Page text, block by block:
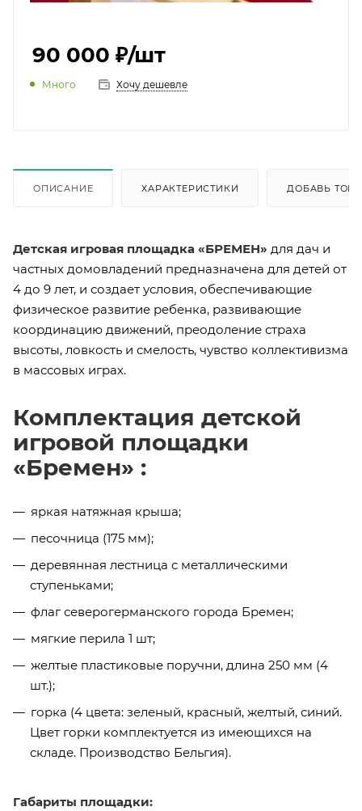
90 000 ₽/шт
Много Хочу дешевле
ОПИСАНИЕ ХАРАКТЕРИСТИКИ ДОБАВЬ
Детская игровая площадка «БРЕМЕН» для дач и
частных домовладений предназначена для детей от
4 до 9 лет, и создает условия, обеспечивающие
физическое развитие ребенка, развивающие
координацию движений, преодоление страха
высоты, ловкость и смелость, чувство коллективизма
в массовых играх.
Комплектация детской
игровой площадки
«Бремен» :
яркая натяжная крыша;
песочница (175 мм);
деревянная лестница с металлическими
ступеньками;
флаг северогерманского города Бремен;
мягкие перила 1 шт;
желтые пластиковые поручни, длина 250 мм (4
шт.);
горка (4 цвета: зеленый, красный, желтый, синий.
Цвет горки комплектуется из имеющихся на
складе. Производство Бельгия).
Габариты площадки: